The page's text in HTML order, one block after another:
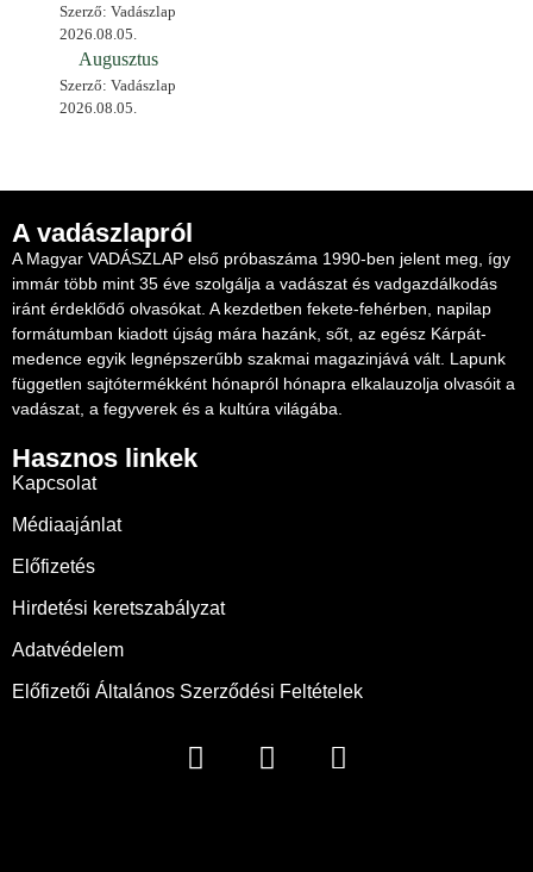
Szerző: Vadászlap
2026.08.05.
Augusztus
Szerző: Vadászlap
2026.08.05.
A vadászlapról
A Magyar VADÁSZLAP első próbaszáma 1990-ben jelent meg, így
immár több mint 35 éve szolgálja a vadászat és vadgazdálkodás
iránt érdeklődő olvasókat. A kezdetben fekete-fehérben, napilap
formátumban kiadott újság mára hazánk, sőt, az egész Kárpát-
medence egyik legnépszerűbb szakmai magazinjává vált. Lapunk
független sajtótermékként hónapról hónapra elkalauzolja olvasóit a
vadászat, a fegyverek és a kultúra világába.
Hasznos linkek
Kapcsolat
Médiaajánlat
Előfizetés
Hirdetési keretszabályzat
Adatvédelem
Előfizetői Általános Szerződési Feltételek